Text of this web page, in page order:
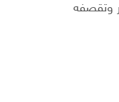
وتقصفه